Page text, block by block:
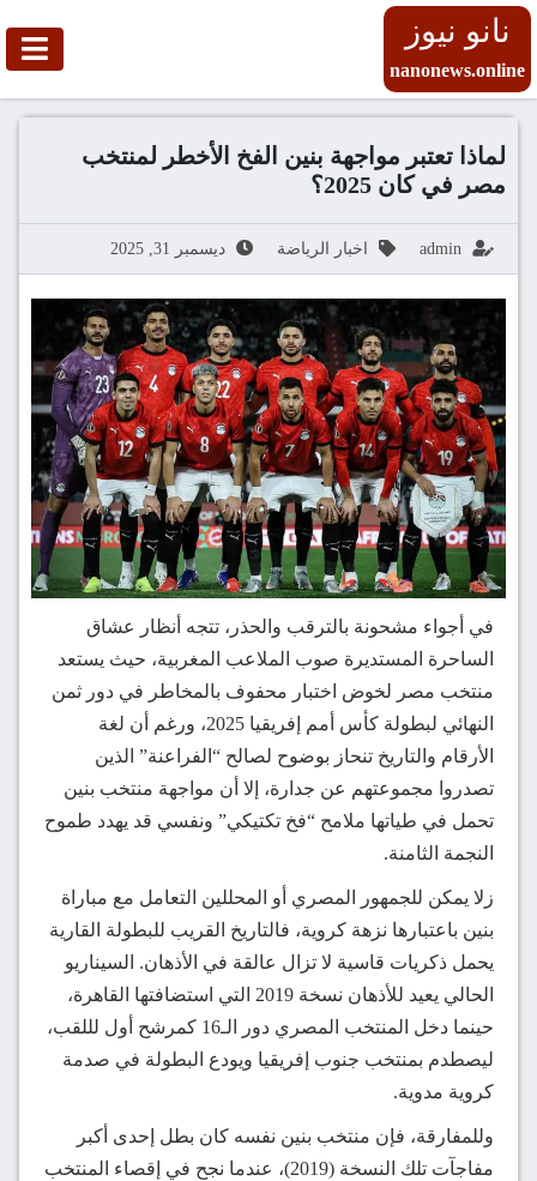
نانو نيوز
nanonews.online
لماذا تعتبر مواجهة بنين الفخ الأخطر لمنتخب
مصر في كان 2025؟
admin اخبار الرياضة ديسمبر 31, 2025
في أجواء مشحونة بالترقب والحذر، تتجه أنظار عشاق
الساحرة المستديرة صوب الملاعب المغربية، حيث يستعد
منتخب مصر لخوض اختبار محفوف بالمخاطر في دور ثمن
النهائي لبطولة كأس أمم إفريقيا 2025، ورغم أن لغة
الأرقام والتاريخ تنحاز بوضوح لصالح “الفراعنة” الذين
تصدروا مجموعتهم عن جدارة، إلا أن مواجهة منتخب بنين
تحمل في طياتها ملامح “فخ تكتيكي” ونفسي قد يهدد طموح
النجمة الثامنة.
زلا يمكن للجمهور المصري أو المحللين التعامل مع مباراة
بنين باعتبارها نزهة كروية، فالتاريخ القريب للبطولة القارية
يحمل ذكريات قاسية لا تزال عالقة في الأذهان. السيناريو
الحالي يعيد للأذهان نسخة 2019 التي استضافتها القاهرة،
حينما دخل المنتخب المصري دور الـ16 كمرشح أول لللقب،
ليصطدم بمنتخب جنوب إفريقيا ويودع البطولة في صدمة
كروية مدوية.
وللمفارقة، فإن منتخب بنين نفسه كان بطل إحدى أكبر
مفاجآت تلك النسخة (2019)، عندما نجح في إقصاء المنتخب